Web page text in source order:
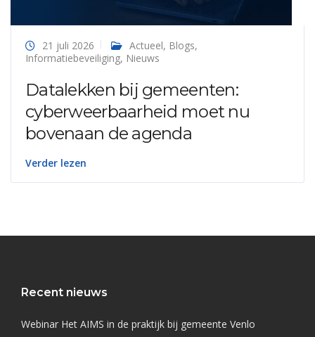
21 juli 2026 Actueel, Blogs,
Informatiebeveiliging, Nieuws
Datalekken bij gemeenten:
cyberweerbaarheid moet nu
bovenaan de agenda
Verder lezen
Recent nieuws
Webinar Het AIMS in de praktijk bij gemeente Venlo